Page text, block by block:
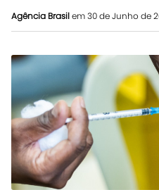
Agência Brasilem 30 de Junho de